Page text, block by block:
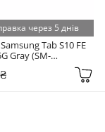
через 5 днів
Tab S10 FE
Gray (SM-